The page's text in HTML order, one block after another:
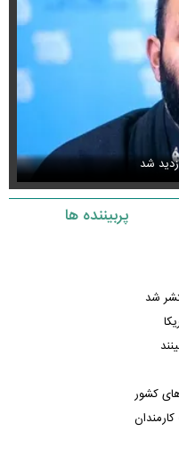
شد
پربیننده ها
شد
کشور